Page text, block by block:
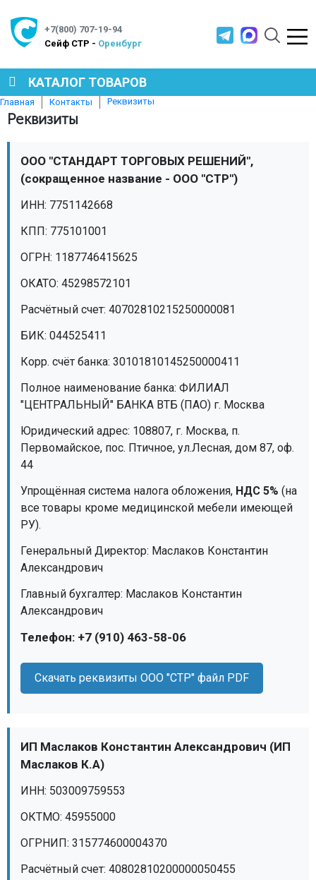
+7(800) 707-19-94
Cейф СТР - Оренбург
КАТАЛОГ ТОВАРОВ
СЕЙФЫ
МЕТАЛЛИЧЕСКАЯ МЕБЕЛЬ
СТАЛЬНЫЕ ДВЕРИ
Главная Контакты Реквизиты
Реквизиты
ООО "СТАНДАРТ ТОРГОВЫХ РЕШЕНИЙ",
(сокращенное название - ООО "СТР")
ИНН: 7751142668
КПП: 775101001
ОГРН: 1187746415625
ОКАТО: 45298572101
Расчётный счет: 40702810215250000081
БИК: 044525411
Корр. счёт банка: 30101810145250000411
Полное наименование банка: ФИЛИАЛ
"ЦЕНТРАЛЬНЫЙ" БАНКА ВТБ (ПАО) г. Москва
Юридический адрес: 108807, г. Москва, п.
Первомайское, пос. Птичное, ул.Лесная, дом 87, оф.
44
Упрощённая система налога обложения, НДС 5% (на
все товары кроме медицинской мебели имеющей
РУ).
Генеральный Директор: Маслаков Константин
Александрович
Главный бухгалтер: Маслаков Константин
Александрович
Телефон: +7 (910) 463-58-06
Скачать реквизиты ООО "СТР" файл PDF
ИП Маслаков Константин Александрович (ИП
Маслаков К.А)
ИНН: 503009759553
ОКТМО: 45955000
ОГРНИП: 315774600004370
Расчётный счет: 40802810200000050455